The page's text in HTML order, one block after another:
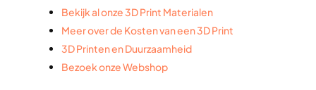
Bekijk al onze 3D Print Materialen
Meer over de Kosten van een 3D Print
3D Printen en Duurzaamheid
Bezoek onze Webshop